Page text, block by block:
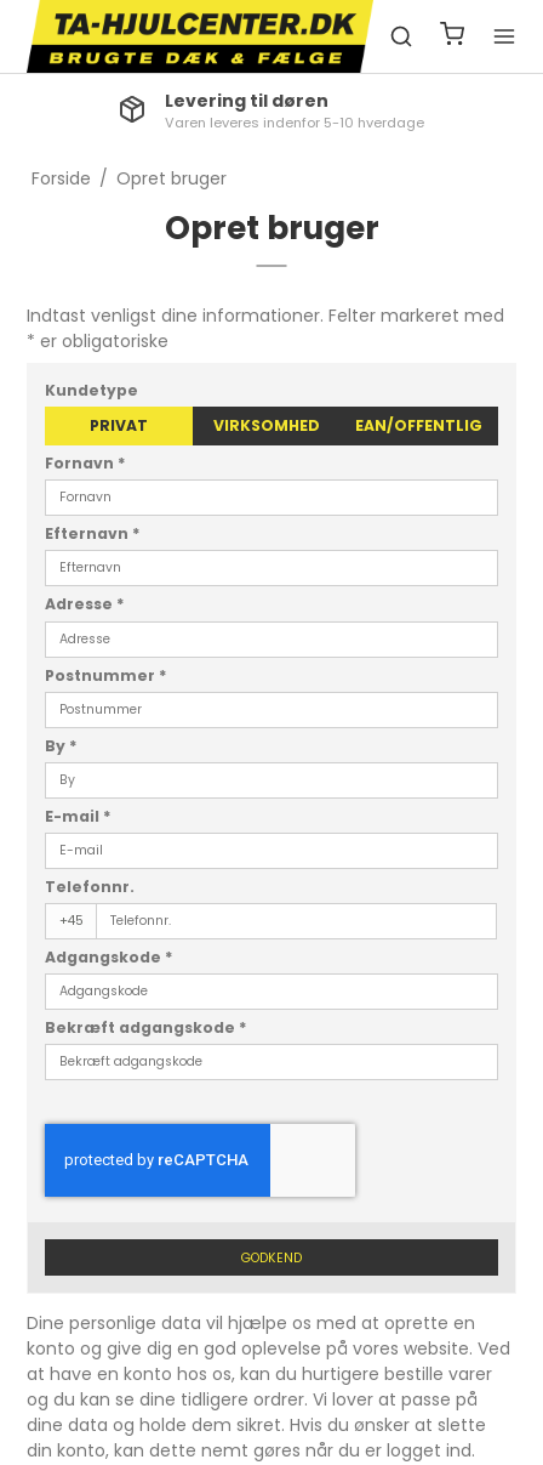
Levering til døren
Varen leveres indenfor 5-10 hverdage
Forside / Opret bruger
Opret bruger
Indtast venligst dine informationer. Felter markeret med
* er obligatoriske
Kundetype
PRIVAT
VIRKSOMHED
EAN/OFFENTLIG
Fornavn *
Efternavn *
Adresse *
Postnummer *
By *
E-mail *
Telefonnr.
+45
Adgangskode *
Bekræft adgangskode *
GODKEND
Dine personlige data vil hjælpe os med at oprette en
konto og give dig en god oplevelse på vores website. Ved
at have en konto hos os, kan du hurtigere bestille varer
og du kan se dine tidligere ordrer. Vi lover at passe på
dine data og holde dem sikret. Hvis du ønsker at slette
din konto, kan dette nemt gøres når du er logget ind.